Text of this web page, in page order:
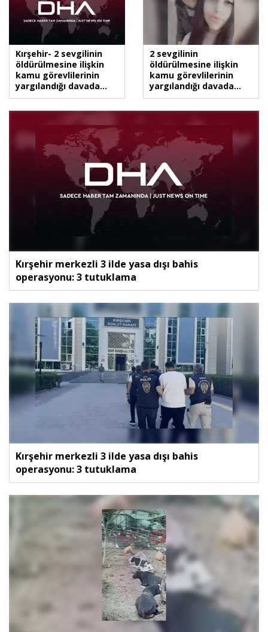
Kırşehir- 2 sevgilinin
öldürülmesine ilişkin
kamu görevlilerinin
yargılandığı davada
belediye başkanına
2 sevgilinin
öldürülmesine ilişkin
kamu görevlilerinin
yargılandığı davada
belediye başkanına
Kırşehir merkezli 3 ilde yasa dışı bahis
operasyonu: 3 tutuklama
Kırşehir merkezli 3 ilde yasa dışı bahis
operasyonu: 3 tutuklama